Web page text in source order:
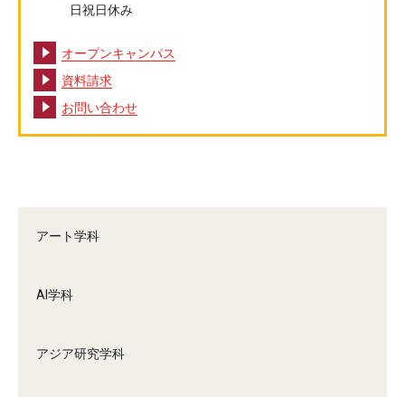
アート学科
AI学科
アジア研究学科
日祝日休み
オープンキャンパス
資料請求
お問い合わせ